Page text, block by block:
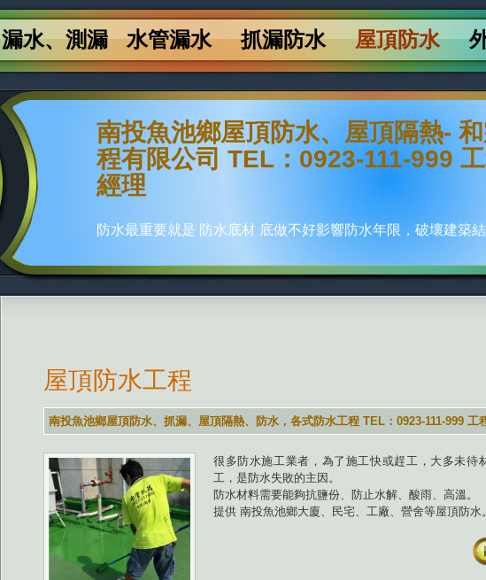
漏水、測漏 水管漏水 抓漏防水 屋頂防水
南投魚池鄉屋頂防水、屋頂隔熱-
程有限公司 TEL：0923-111-999
經理
防水最重要就是 防水底材 底做不好影響防水年限，破壞建築
屋頂防水工程
南投魚池鄉屋頂防水、抓漏、屋頂隔熱、防水，各式防水工程 TEL：0923-111-999 工
很多防水施工業者，為了施工快或趕工，大多未待
工，是防水失敗的主因。
防水材料需要能夠抗鹽份、防止水解、酸雨、高溫。
提供 南投魚池鄉大廈、民宅、工廠、營舍等屋頂防水。